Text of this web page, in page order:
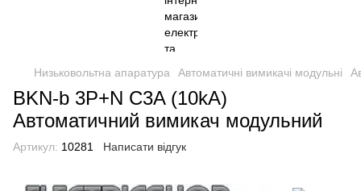
Низьковольтна апаратура Автоматичні вимикачі модульні
BKN-b 3P+N C3A (10kA)
Автоматичний вимикач модульний
Артикул: 10281 Написати відгук